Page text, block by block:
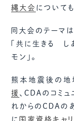
縄大会 について
同大会のテーマは
「共に生きる し
モン」。
熊本地震後の地
援 、CDAのコミュ
れからのCDAの
に 国家資格キャ